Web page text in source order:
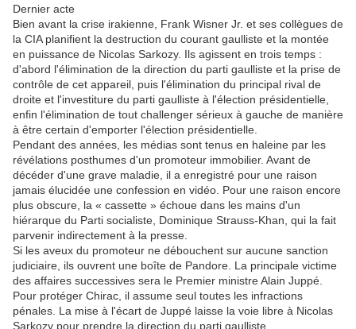
Dernier acte
Bien avant la crise irakienne, Frank Wisner Jr. et ses collègues de
la CIA planifient la destruction du courant gaulliste et la montée
en puissance de Nicolas Sarkozy. Ils agissent en trois temps :
d'abord l'élimination de la direction du parti gaulliste et la prise de
contrôle de cet appareil, puis l'élimination du principal rival de
droite et l'investiture du parti gaulliste à l'élection présidentielle,
enfin l'élimination de tout challenger sérieux à gauche de manière
à être certain d'emporter l'élection présidentielle.
Pendant des années, les médias sont tenus en haleine par les
révélations posthumes d'un promoteur immobilier. Avant de
décéder d'une grave maladie, il a enregistré pour une raison
jamais élucidée une confession en vidéo. Pour une raison encore
plus obscure, la « cassette » échoue dans les mains d'un
hiérarque du Parti socialiste, Dominique Strauss-Khan, qui la fait
parvenir indirectement à la presse.
Si les aveux du promoteur ne débouchent sur aucune sanction
judiciaire, ils ouvrent une boîte de Pandore. La principale victime
des affaires successives sera le Premier ministre Alain Juppé.
Pour protéger Chirac, il assume seul toutes les infractions
pénales. La mise à l'écart de Juppé laisse la voie libre à Nicolas
Sarkozy pour prendre la direction du parti gaulliste.